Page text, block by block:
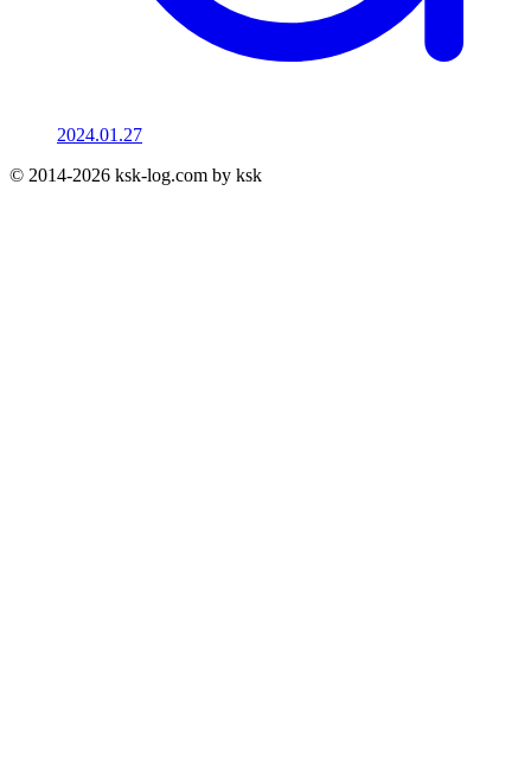
2024.01.27
© 2014-2026 ksk-log.com by ksk